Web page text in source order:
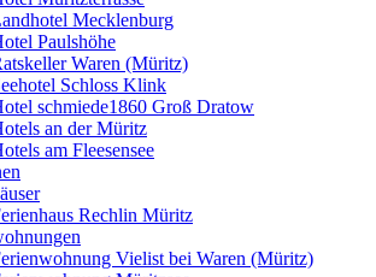
Mecklenburg
Paulshöhe
Waren (Müritz)
Schloss Klink
schmiede1860 Groß Dratow
an der Müritz
am Fleesensee
Rechlin Müritz
Vielist bei Waren (Müritz)